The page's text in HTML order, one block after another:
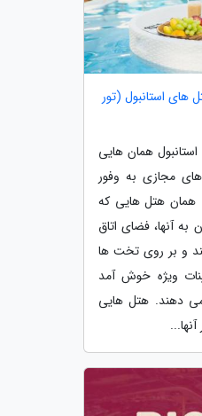
استانبول (تور
همان هایی
مجازی به وفور
همان هتل هایی که
آنها، فضای اتاق
و بر روی تخت ها
ویژه خوش آمد
دهند. هتل هایی